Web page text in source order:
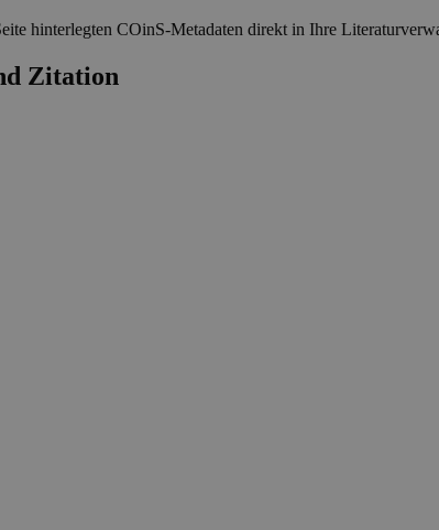
hinterlegten COinS-Metadaten direkt in Ihre
Zitation